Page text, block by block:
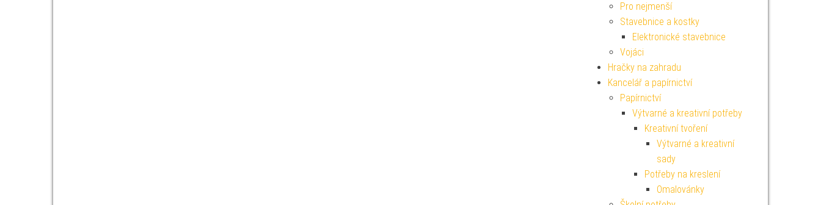
Pro nejmenší
Stavebnice a kostky
Elektronické stavebnice
Vojáci
Hračky na zahradu
Kancelář a papírnictví
Papírnictví
Výtvarné a kreativní potřeby
Kreativní tvoření
Výtvarné a kreativní
sady
Potřeby na kreslení
Omalovánky